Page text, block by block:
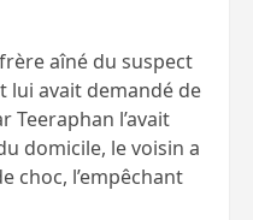
aîné du suspect
lui avait demandé de
Teeraphan l’avait
domicile, le voisin a
choc, l’empêchant